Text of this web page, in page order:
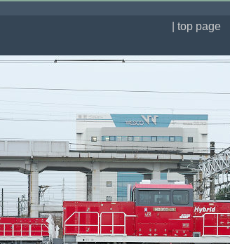
| top page